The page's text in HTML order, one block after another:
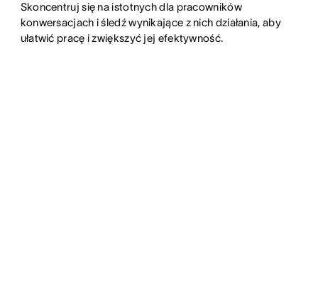
Skoncentruj się na istotnych dla pracowników
konwersacjach i śledź wynikające z nich działania, aby
ułatwić pracę i zwiększyć jej efektywność.